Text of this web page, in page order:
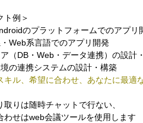
ト例＞
のプラットフォームでのアプリ
Web系言語でのアプリ開発
（DB・Web・データ連携）の設計
の連携システムの設計・構築
ル、希望に合わせ、あなたに最適
取りは随時チャットで行ない、
わせはweb会議ツールを使用します